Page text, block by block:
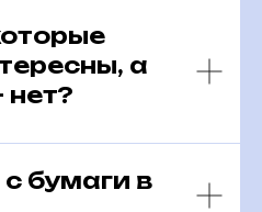
а
нет?
бумаги в